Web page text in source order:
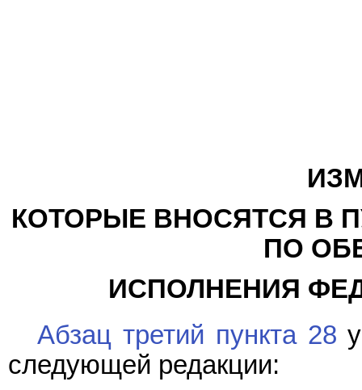
КОТОРЫЕ ВНОСЯТСЯ В
ПО
ИСПОЛНЕНИЯ
Абзац третий пункта 28
следующей редакции: